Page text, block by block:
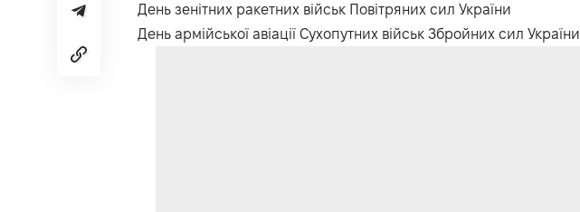
День зенітних ракетних військ Повітряних сил України
День армійської авіації Сухопутних військ Збройних сил України